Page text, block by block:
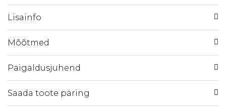
Lisainfo
Mõõtmed
Paigaldusjuhend
Saada toote päring